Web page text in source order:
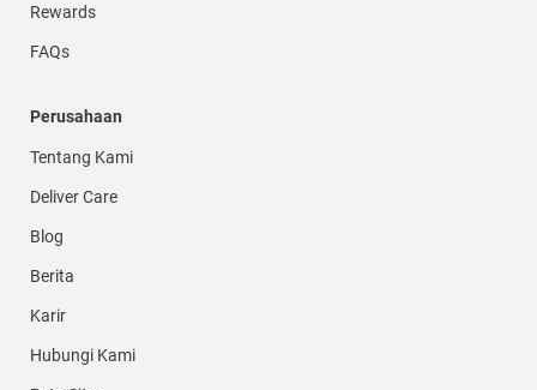
Rewards
FAQs
Perusahaan
Tentang Kami
Deliver Care
Blog
Berita
Karir
Hubungi Kami